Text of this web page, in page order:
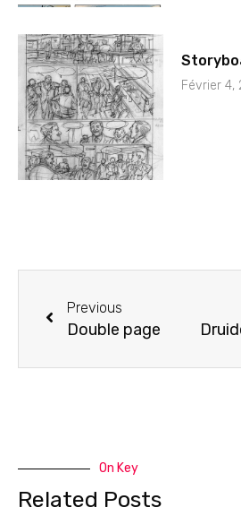
Février 4,
Previous
Double page
On Key
Related Posts